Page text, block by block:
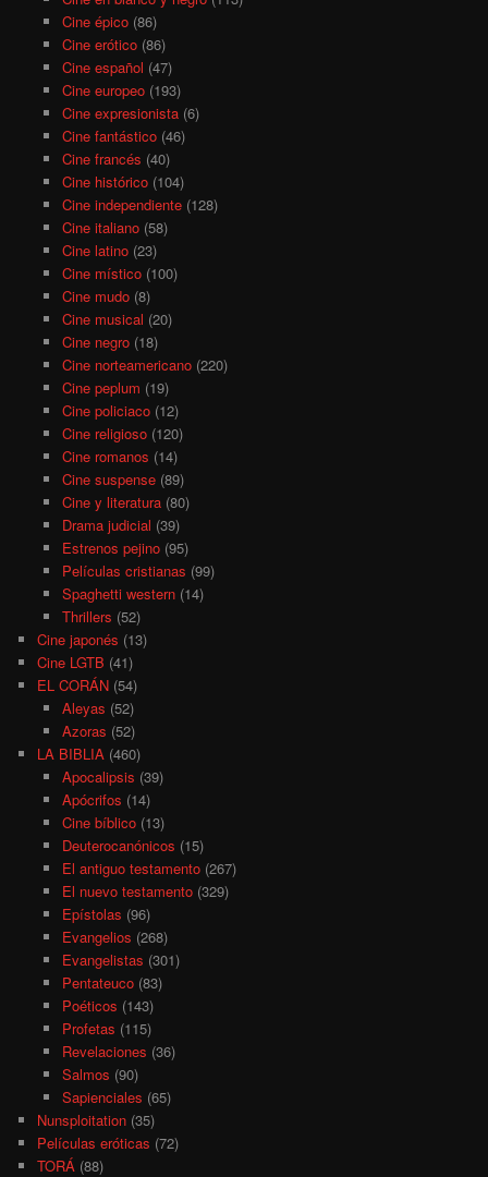
Cine épico(86)
Cine erótico(86)
Cine español (47)
Cine europeo(193)
Cine expresionista(6)
Cine fantástico(46)
Cine francés (40)
Cine histórico(104)
Cine independiente(128)
Cine italiano(58)
Cine latino(23)
Cine místico(100)
Cine mudo(8)
Cine musical (20)
Cine negro(18)
Cine norteamericano(220)
Cine peplum (19)
Cine policiaco(12)
Cine religioso(120)
Cine romanos (14)
Cine suspense(89)
Cine y literatura(80)
Drama judicial (39)
Estrenos pejino(95)
Películas cristianas (99)
Spaghetti western(14)
Thrillers (52)
Cine japonés (13)
Cine LGTB (41)
EL CORÁN (54)
Aleyas (52)
Azoras (52)
LA BIBLIA (460)
Apocalipsis (39)
Apócrifos (14)
Cine bíblico(13)
Deuterocanónicos (15)
El antiguo testamento(267)
El nuevo testamento(329)
Epístolas (96)
Evangelios (268)
Evangelistas (301)
Pentateuco(83)
Poéticos (143)
Profetas (115)
Revelaciones (36)
Salmos (90)
Sapienciales (65)
Nunsploitation (35)
Películas eróticas (72)
TORÁ (88)